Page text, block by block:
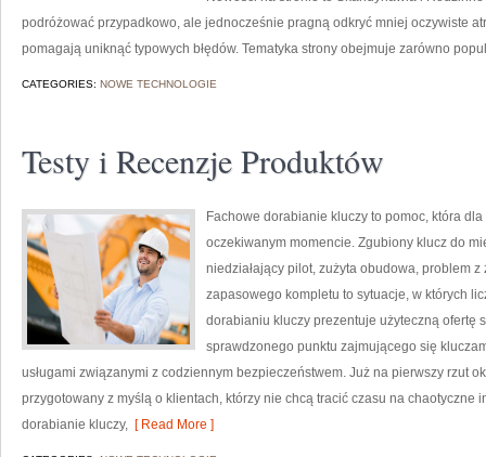
podróżować przypadkowo, ale jednocześnie pragną odkryć mniej oczywiste
pomagają uniknąć typowych błędów. Tematyka strony obejmuje zarówno
CATEGORIES: NOWE TECHNOLOGIE
Testy i Recenzje Produktów
Fachowe dorabianie kluczy to pomoc, która
oczekiwanym momencie. Zgubiony klucz do
niedziałający pilot, zużyta obudowa, problem
zapasowego kompletu to sytuacje, w których
dorabianiu kluczy prezentuje użyteczną ofertę
sprawdzonego punktu zajmującego się
usługami związanymi z codziennym bezpieczeństwem. Już na pierwszy rzut
przygotowany z myślą o klientach, którzy nie chcą tracić czasu na chaotyczne
dorabianie kluczy, [ Read More ]